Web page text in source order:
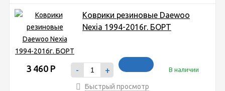
Коврики резиновые Daewoo
Nexia 1994-2016г. БОРТ
3 460 Р - + В наличии
Быстрый просмотр